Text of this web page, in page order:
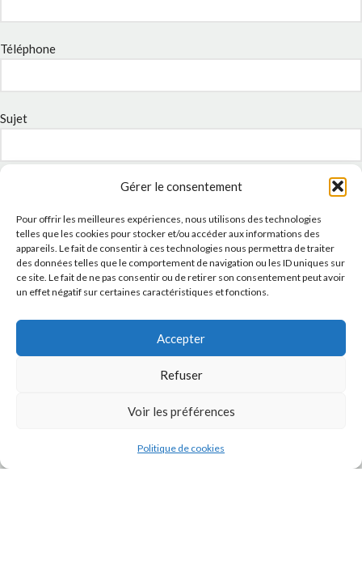
Gérer le consentement
Pour offrir les meilleures expériences, nous utilisons des technologies
telles que les cookies pour stocker et/ou accéder aux informations des
appareils. Le fait de consentir à ces technologies nous permettra de traiter
des données telles que le comportement de navigation ou les ID uniques sur
ce site. Le fait de ne pas consentir ou de retirer son consentement peut avoir
un effet négatif sur certaines caractéristiques et fonctions.
Accepter
Refuser
Voir les préférences
Politique de cookies
Téléphone
Sujet
Politique de confidentialité